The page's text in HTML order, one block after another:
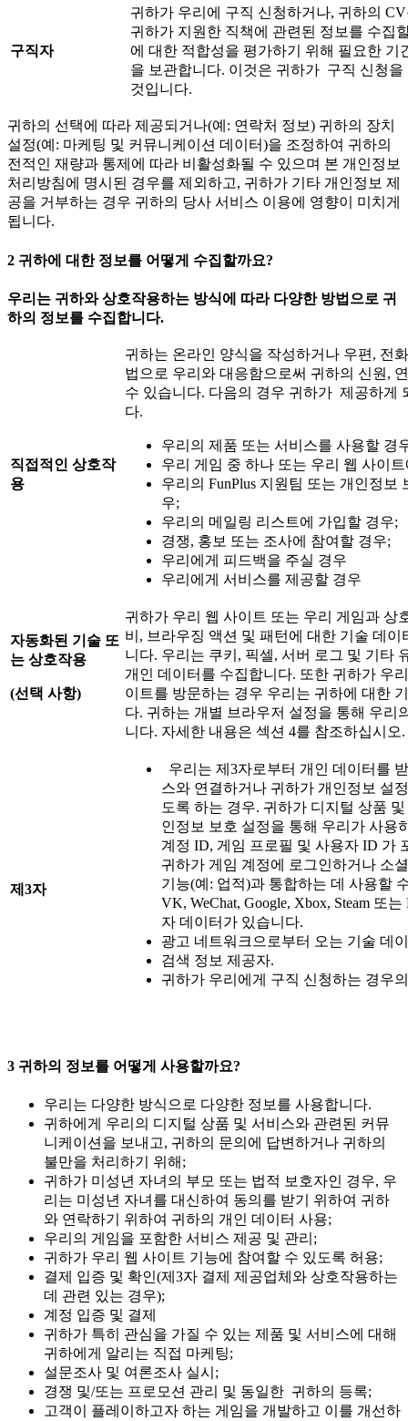
구직자
귀하가 우리에 구직 신청하거나, 귀하의
귀하가 지원한 직책에 관련된 정보를 수집
에 대한 적합성을 평가하기 위해 필요한 기
을 보관합니다. 이것은 귀하가 구직 신청을
것입니다.
귀하의 선택에 따라 제공되거나(예: 연락처 정보) 귀하의 장치
설정(예: 마케팅 및 커뮤니케이션 데이터)을 조정하여 귀하의
전적인 재량과 통제에 따라 비활성화될 수 있으며 본 개인정보
처리방침에 명시된 경우를 제외하고, 귀하가 기타 개인정보 제
공을 거부하는 경우 귀하의 당사 서비스 이용에 영향이 미치게
됩니다.
2 귀하에 대한 정보를 어떻게 수집할까요?
우리는 귀하와 상호작용하는 방식에 따라 다양한 방법으로 귀
하의 정보를 수집합니다.
직접적인 상호작
용
귀하는 온라인 양식을 작성하거나 우편, 전
법으로 우리와 대응함으로써 귀하의 신원,
수 있습니다. 다음의 경우 귀하가 제공하게
다.
우리의 제품 또는 서비스를 사용할 경
우리 게임 중 하나 또는 우리 웹 사이
우리의 FunPlus 지원팀 또는 개인정보
우;
우리의 메일링 리스트에 가입할 경우;
경쟁, 홍보 또는 조사에 참여할 경우;
우리에게 피드백을 주실 경우
우리에게 서비스를 제공할 경우
자동화된 기술 또
는 상호작용
(선택 사항)
귀하가 우리 웹 사이트 또는 우리 게임과 상
비, 브라우징 액션 및 패턴에 대한 기술 데
니다. 우리는 쿠키, 픽셀, 서버 로그 및 기타
개인 데이터를 수집합니다. 또한 귀하가 우
이트를 방문하는 경우 우리는 귀하에 대한
다. 귀하는 개별 브라우저 설정을 통해 우리
니다. 자세한 내용은 섹션 4를 참조하십시오.
제 3자
우리는 제3자로부터 개인 데이터를
스와 연결하거나 귀하가 개인정보 설
도록 하는 경우. 귀하가 디지털 상품
인정보 보호 설정을 통해 우리가 사용
계정 ID, 게임 프로필 및 사용자 ID 가
귀하가 게임 계정에 로그인하거나 소
기능(예: 업적)과 통합하는 데 사용할 수
VK, WeChat, Google, Xbox, Steam 또
자 데이터가 있습니다.
광고 네트워크으로부터 오는 기술 데
검색 정보 제공자.
귀하가 우리에게 구직 신청하는 경우
3 귀하의 정보를 어떻게 사용할까요?
우리는 다양한 방식으로 다양한 정보를 사용합니다.
귀하에게 우리의 디지털 상품 및 서비스와 관련된 커뮤
니케이션을 보내고, 귀하의 문의에 답변하거나 귀하의
불만을 처리하기 위해;
귀하가 미성년 자녀의 부모 또는 법적 보호자인 경우, 우
리는 미성년 자녀를 대신하여 동의를 받기 위하여 귀하
와 연락하기 위하여 귀하의 개인 데이터 사용;
우리의 게임을 포함한 서비스 제공 및 관리;
귀하가 우리 웹 사이트 기능에 참여할 수 있도록 허용;
결제 입증 및 확인(제3자 결제 제공업체와 상호작용하는
데 관련 있는 경우);
계정 입증 및 결제
귀하가 특히 관심을 가질 수 있는 제품 및 서비스에 대해
귀하에게 알리는 직접 마케팅;
설문조사 및 여론조사 실시;
경쟁 및/또는 프로모션 관리 및 동일한 귀하의 등록;
고객이 플레이하고자 하는 게임을 개발하고 이를 개선하